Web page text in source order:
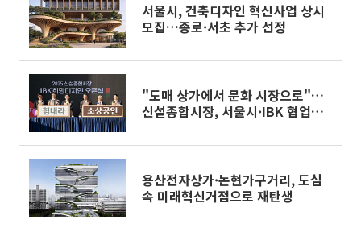
서울시, 건축디자인 혁신사업 상시
모집…종로·서초 추가 선정
"도매 상가에서 문화 시장으로"…
신설종합시장, 서울시·IBK 협업으
용산전자상가·논현가구거리, 도심
속 미래혁신거점으로 재탄생